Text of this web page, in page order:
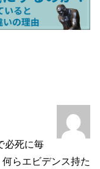
必死に毎
らエビデンス持た